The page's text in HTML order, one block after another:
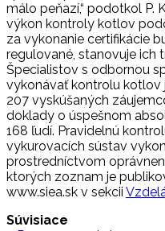
málo peňazí,“ podotkol P.
výkon kontroly kotlov
za vykonanie certifikácie
regulované, stanovuje ich
Špecialistov s odbornou
vykonávať kontrolu kotlov
207 vyskúšaných
doklady o úspešnom
168 ľudí. Pravidelnú
vykurovacích sústav
prostredníctvom
ktorých zoznam je
www.siea.sk v sekcii
Súvisiace